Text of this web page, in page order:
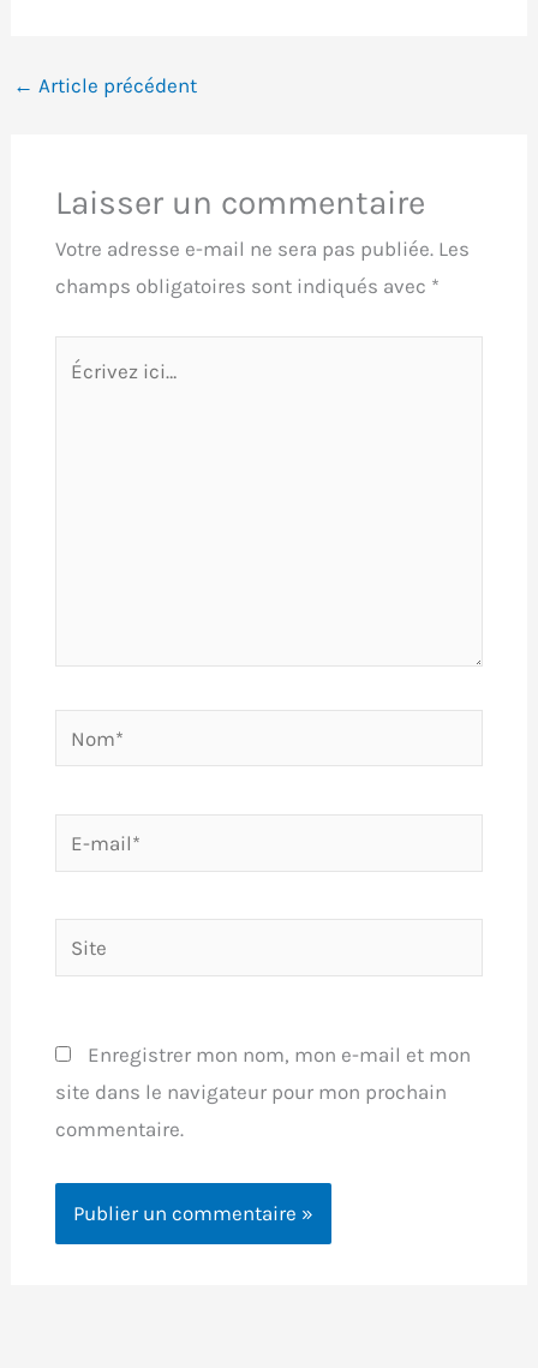
← Article précédent
Laisser un commentaire
Votre adresse e-mail ne sera pas publiée. Les
champs obligatoires sont indiqués avec *
E-
mail*
Site
Enregistrer mon nom, mon e-mail et mon
site dans le navigateur pour mon prochain
commentaire.